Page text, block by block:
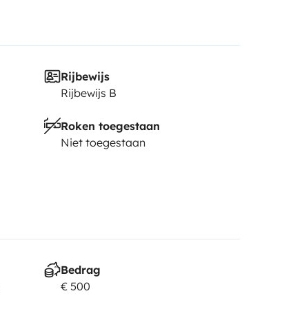
Rijbewijs
Rijbewijs B
Roken toegestaan
Niet toegestaan
Bedrag
€ 500